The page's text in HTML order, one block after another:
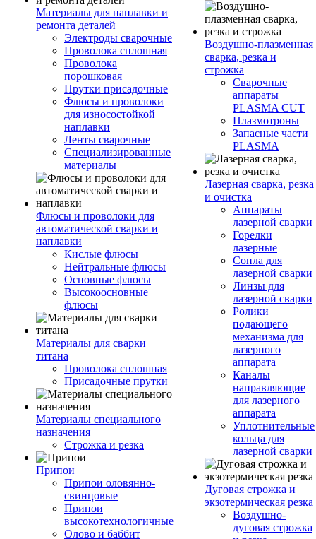
Материалы для наплавки и
ремонта деталей
Электроды сварочные
Проволока сплошная
Проволока
порошковая
Прутки присадочные
Флюсы и проволоки
для износостойкой
наплавки
Ленты сварочные
Специализированные
материалы
Флюсы и проволоки для
автоматической сварки и
наплавки
Кислые флюсы
Нейтральные флюсы
Основные флюсы
Высокоосновные
флюсы
Материалы для сварки
титана
Проволока сплошная
Присадочные прутки
Материалы специального
назначения
Строжка и резка
Припои
Припои оловянно-
свинцовые
Припои
высокотехнологичные
Олово и баббит
Воздушно-плазменная
сварка, резка и
строжка
Сварочные
аппараты
PLASMA CUT
Плазмотроны
Запасные части
PLASMA
Лазерная сварка, резка
и очистка
Аппараты
лазерной сварки
Горелки
лазерные
Сопла для
лазерной сварки
Линзы для
лазерной сварки
Ролики
подающего
механизма для
лазерного
аппарата
Каналы
направляющие
для лазерного
аппарата
Уплотнительные
кольца для
лазерной сварки
Дуговая строжка и
экзотермическая резка
Воздушно-
дуговая строжка